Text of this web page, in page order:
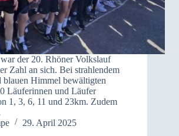
der 20. Rhöner Volkslauf
Zahl an sich. Bei strahlendem
blauen Himmel bewältigten
Läuferinnen und Läufer
1, 3, 6, 11 und 23km. Zudem
29. April 2025